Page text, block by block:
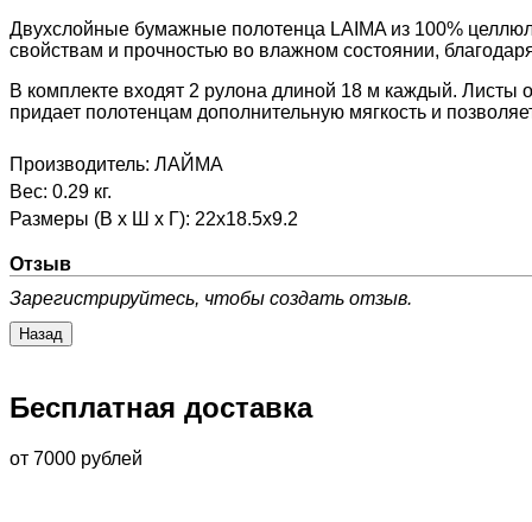
Двухслойные бумажные полотенца LAIMA из 100%
свойствам и прочностью во влажном состоянии,
В комплекте входят 2 рулона длиной 18 м каждый.
придает полотенцам дополнительную мягкость и
Производитель: ЛАЙМА
Вес: 0.29 кг.
Размеры (В х Ш х Г): 22x18.5x9.2
Отзыв
Зарегистрируйтесь, чтобы создать отзыв.
Бесплатная доставка
от 7000 рублей